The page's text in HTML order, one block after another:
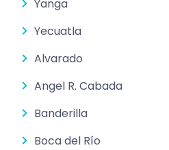
Yanga
Yecuatla
Alvarado
Angel R. Cabada
Banderilla
Boca del Río